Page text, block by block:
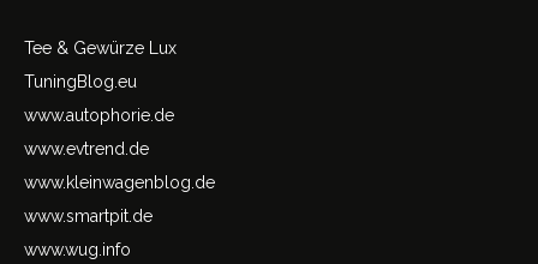
Tee & Gewürze Lux
TuningBlog.eu
www.autophorie.de
www.evtrend.de
www.kleinwagenblog.de
www.smartpit.de
www.wug.info